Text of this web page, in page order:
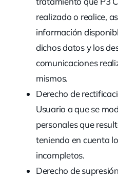
realizado o realice,
información
dichos datos y los
comunicaciones
mismos.
Derecho de
Usuario a que se
personales que
teniendo en cuenta
incompletos.
Derecho de